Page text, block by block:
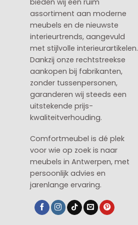
bieden wij een ruim
assortiment aan moderne
meubels en de nieuwste
interieurtrends, aangevuld
met stijlvolle interieurartikelen.
Dankzij onze rechtstreekse
aankopen bij fabrikanten,
zonder tussenpersonen,
garanderen wij steeds een
uitstekende prijs-
kwaliteitverhouding.
Comfortmeubel is dé plek
voor wie op zoek is naar
meubels in Antwerpen, met
persoonlijk advies en
jarenlange ervaring.